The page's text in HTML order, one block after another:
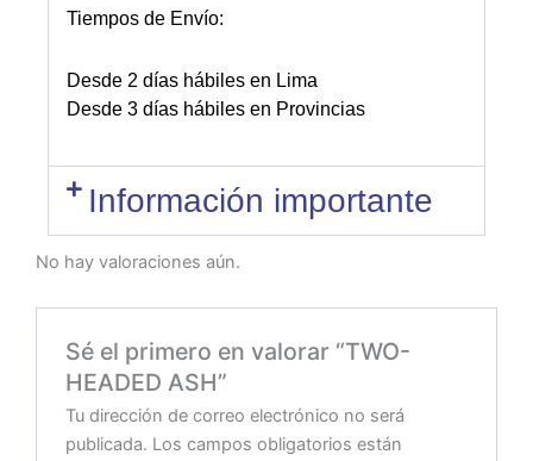
Tiempos de Envío:
Desde 2 días hábiles en Lima
Desde 3 días hábiles en Provincias
Información importante
No hay valoraciones aún.
Sé el primero en valorar “TWO-
HEADED ASH”
Tu dirección de correo electrónico no será
publicada. Los campos obligatorios están